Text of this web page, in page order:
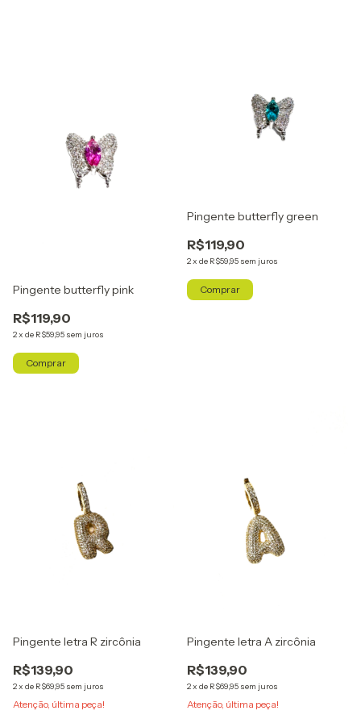
Pingente butterfly pink
R$119,90
2x de R$59,95 sem juros
Pingente butterfly green
R$119,90
2x de R$59,95 sem juros
Pingente letra R zircônia
R$139,90
2x de R$69,95 sem juros
Atenção, última peça!
Pingente letra A zircônia
R$139,90
2x de R$69,95 sem juros
Atenção, última peça!